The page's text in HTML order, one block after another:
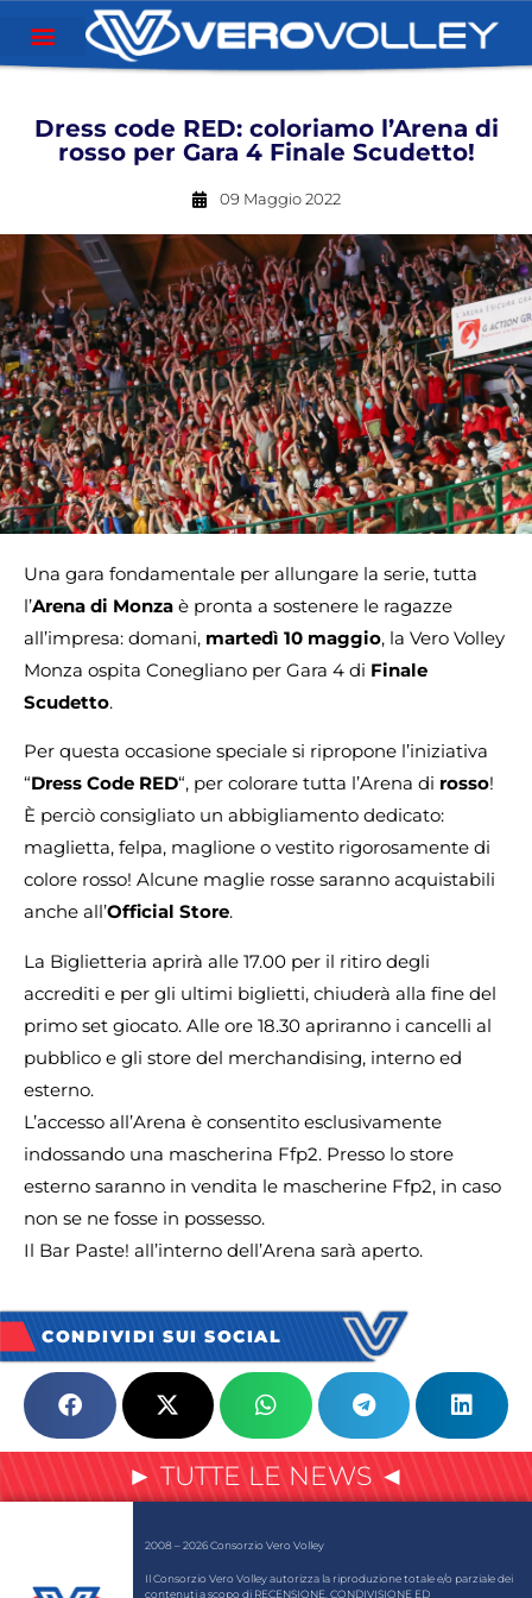
Dress code RED: coloriamo l’Arena di
rosso per Gara 4 Finale Scudetto!
09 Maggio 2022
Una gara fondamentale per allungare la serie, tutta
l’Arena di Monza è pronta a sostenere le ragazze
all’impresa: domani, martedì 10 maggio, la Vero Volley
Monza ospita Conegliano per Gara 4 di Finale
Scudetto.
Per questa occasione speciale si ripropone l’iniziativa
“Dress Code RED“, per colorare tutta l’Arena di rosso!
È perciò consigliato un abbigliamento dedicato:
maglietta, felpa, maglione o vestito rigorosamente di
colore rosso! Alcune maglie rosse saranno acquistabili
anche all’Official Store.
La Biglietteria aprirà alle 17.00 per il ritiro degli
accrediti e per gli ultimi biglietti, chiuderà alla fine del
primo set giocato. Alle ore 18.30 apriranno i cancelli al
pubblico e gli store del merchandising, interno ed
esterno.
L’accesso all’Arena è consentito esclusivamente
indossando una mascherina Ffp2. Presso lo store
esterno saranno in vendita le mascherine Ffp2, in caso
non se ne fosse in possesso.
Il Bar Paste! all’interno dell’Arena sarà aperto.
CONDIVIDI SUI SOCIAL
► TUTTE LE NEWS ◄
2008 – 2026 Consorzio Vero Volley
Il Consorzio Vero Volley autorizza la riproduzione totale e/o parziale dei
contenuti a scopo di RECENSIONE, CONDIVISIONE ED